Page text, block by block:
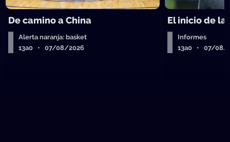
De camino a China
Alerta naranja: basket
13a0 • 07/08/2026
El inicio de la
Informes
13a0 • 07/08/